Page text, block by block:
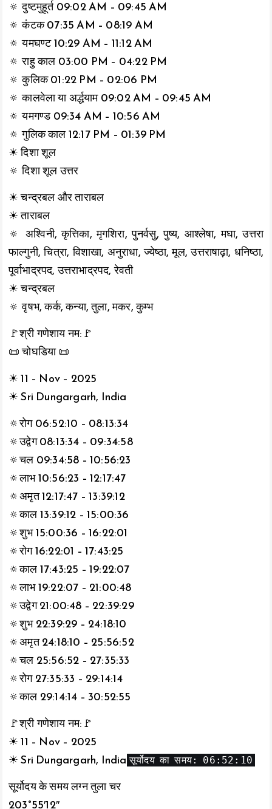
🔅 दुष्टमुहूर्त 09:02 AM – 09:45 AM
🔅 कंटक 07:35 AM – 08:19 AM
🔅 यमघण्ट 10:29 AM – 11:12 AM
🔅 राहु काल 03:00 PM – 04:22 PM
🔅 कुलिक 01:22 PM – 02:06 PM
🔅 कालवेला या अर्द्धयाम 09:02 AM – 09:45 AM
🔅 यमगण्ड 09:34 AM – 10:56 AM
🔅 गुलिक काल 12:17 PM – 01:39 PM
☀ दिशा शूल
🔅 दिशा शूल उत्तर
☀ चन्द्रबल और ताराबल
☀ ताराबल
🔅 अश्विनी, कृत्तिका, मृगशिरा, पुनर्वसु, पुष्य, आश्लेषा, मघा, उत्तरा
फाल्गुनी, चित्रा, विशाखा, अनुराधा, ज्येष्ठा, मूल, उत्तराषाढ़ा, धनिष्ठा,
पूर्वाभाद्रपद, उत्तराभाद्रपद, रेवती
☀ चन्द्रबल
🔅 वृषभ, कर्क, कन्या, तुला, मकर, कुम्भ
🚩श्री गणेशाय नम:🚩
📜 चोघडिया 📜
☀ 11 – Nov – 2025
☀ Sri Dungargarh, India
🔅रोग 06:52:10 – 08:13:34
🔅उद्वेग 08:13:34 – 09:34:58
🔅चल 09:34:58 – 10:56:23
🔅लाभ 10:56:23 – 12:17:47
🔅अमृत 12:17:47 – 13:39:12
🔅काल 13:39:12 – 15:00:36
🔅शुभ 15:00:36 – 16:22:01
🔅रोग 16:22:01 – 17:43:25
🔅काल 17:43:25 – 19:22:07
🔅लाभ 19:22:07 – 21:00:48
🔅उद्वेग 21:00:48 – 22:39:29
🔅शुभ 22:39:29 – 24:18:10
🔅अमृत 24:18:10 – 25:56:52
🔅चल 25:56:52 – 27:35:33
🔅रोग 27:35:33 – 29:14:14
🔅काल 29:14:14 – 30:52:55
🚩श्री गणेशाय नम:🚩
☀ 11 – Nov – 2025
☀ Sri Dungargarh, India सूर्योदय का समय: 06:52:10
सूर्योदय के समय लग्न तुला चर
203°55′12″